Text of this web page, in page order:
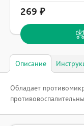
269
Описание
Обладает